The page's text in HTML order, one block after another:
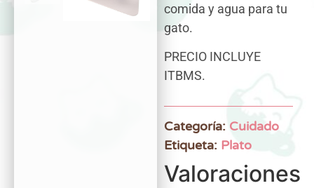
comida y agua para tu
gato.
PRECIO INCLUYE
ITBMS.
Categoría: Cuidado
Etiqueta: Plato
Valoraciones